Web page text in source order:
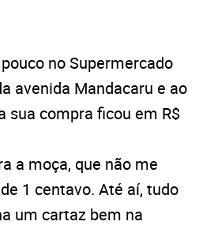
no Supermercado
avenida Mandacaru e ao
sua compra ficou em R$
a moça, que não me
1 centavo. Até aí, tudo
um cartaz bem na